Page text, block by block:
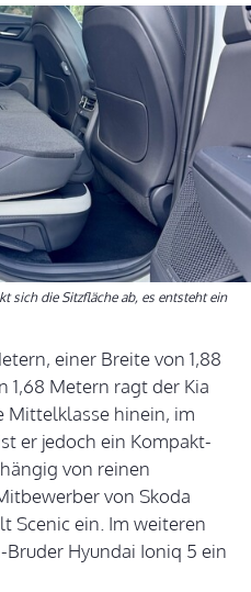
sich die Sitzfläche ab, es entsteht ein
einer Breite von 1,88
1,68 Metern ragt der Kia
Mittelklasse hinein, im
er jedoch ein Kompakt-
von reinen
von Skoda
Scenic ein. Im weiteren
Hyundai Ioniq 5 ein